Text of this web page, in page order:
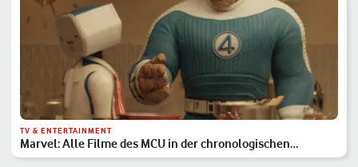
TV & ENTERTAINMENT
Marvel: Alle Filme des MCU in der chronologischen
Reihenfolge